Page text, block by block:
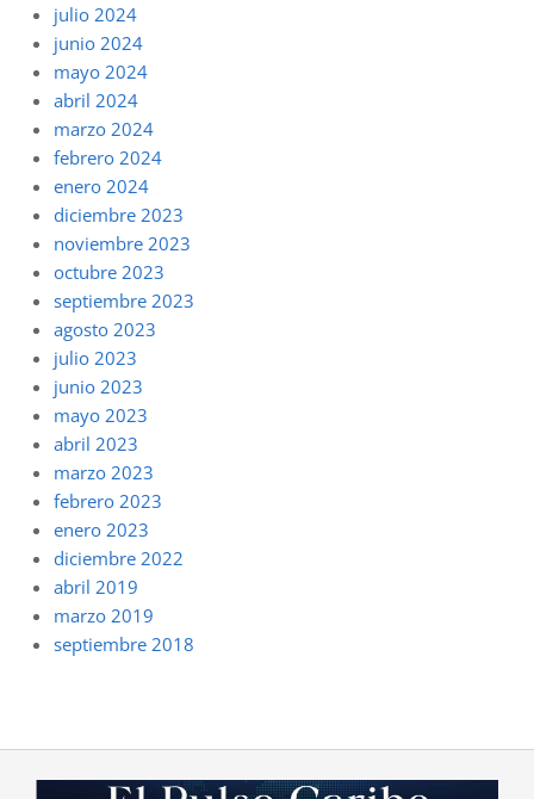
julio 2024
junio 2024
mayo 2024
abril 2024
marzo 2024
febrero 2024
enero 2024
diciembre 2023
noviembre 2023
octubre 2023
septiembre 2023
agosto 2023
julio 2023
junio 2023
mayo 2023
abril 2023
marzo 2023
febrero 2023
enero 2023
diciembre 2022
abril 2019
marzo 2019
septiembre 2018